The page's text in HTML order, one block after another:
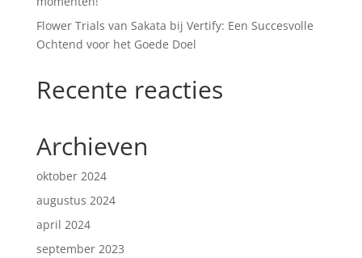
Flower Trials van Sakata bij Vertify: Een Succesvolle
Ochtend voor het Goede Doel
Recente reacties
Archieven
oktober 2024
augustus 2024
april 2024
september 2023